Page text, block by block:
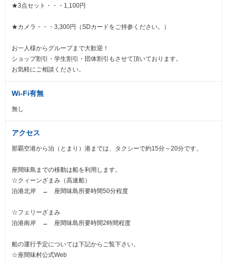
★3点セット・・・1,100円
★カメラ・・・3,300円（SDカードをご持参ください。）
お一人様からグループまで大歓迎！
ショップ割引・学生割引・団体割引もさせて頂いております。
お気軽にご相談ください。
Wi-Fi有無
無し
アクセス
那覇空港から泊（とまり）港までは、タクシーで約15分～20分です。
座間味島までの移動は船を利用します。
☆クィーンざまみ（高速船）
泊港北岸 → 座間味島所要時間50分程度
☆フェリーざまみ
泊港南岸 → 座間味島所要時間2時間程度
船の運行予定については下記からご覧下さい。
☆座間味村公式Web